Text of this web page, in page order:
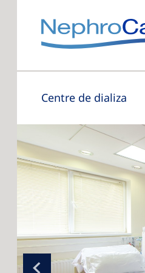
Centre de dializa